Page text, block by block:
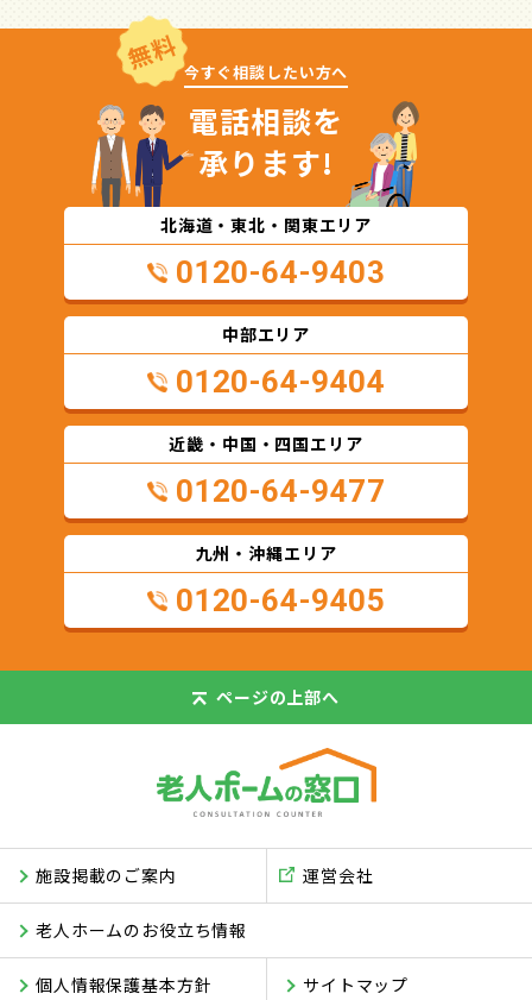
無料 今すぐ相談したい方へ
電話相談を
承ります!
北海道・東北・関東エリア
0120-64-9403
中部エリア
0120-64-9404
近畿・中国・四国エリア
0120-64-9477
九州・沖縄エリア
0120-64-9405
ページの 上部へ
施設掲載のご案内
老人ホームのお役立ち情報
サイトマップ
運営会社
個人情報保護基本方針